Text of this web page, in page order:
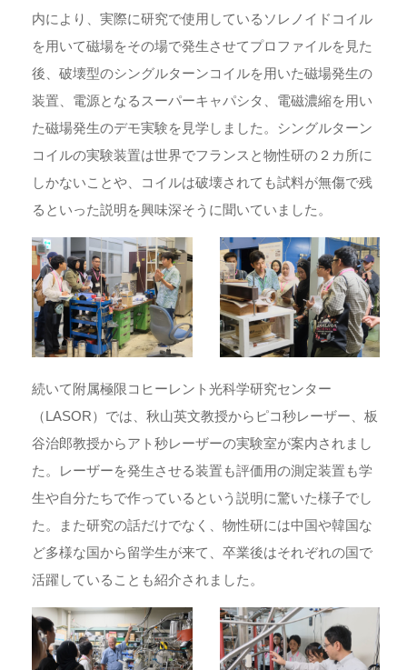
内により、実際に研究で使用しているソレノイドコイル
を用いて磁場をその場で発生させてプロファイルを見た
後、破壊型のシングルターンコイルを用いた磁場発生の
装置、電源となるスーパーキャパシタ、電磁濃縮を用い
た磁場発生のデモ実験を見学しました。シングルターン
コイルの実験装置は世界でフランスと物性研の２カ所に
しかないことや、コイルは破壊されても試料が無傷で残
るといった説明を興味深そうに聞いていました。
続いて附属極限コヒーレント光科学研究センター
（LASOR）では、秋山英文教授からピコ秒レーザー、板
谷治郎教授からアト秒レーザーの実験室が案内されまし
た。レーザーを発生させる装置も評価用の測定装置も学
生や自分たちで作っているという説明に驚いた様子でし
た。また研究の話だけでなく、物性研には中国や韓国な
ど多様な国から留学生が来て、卒業後はそれぞれの国で
活躍していることも紹介されました。